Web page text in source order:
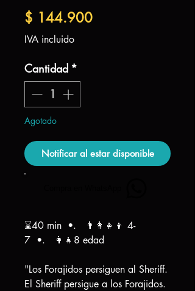
$ 144.900Precio
IVA incluido
Cantidad *
Agotado
Notificar al estar disponible
⌛40 min •. 👨‍👩‍👧‍👦 4-
7 •. 👩‍👧8 edad
"Los Forajidos persiguen al Sheriff.
El Sheriff persigue a los Forajidos.